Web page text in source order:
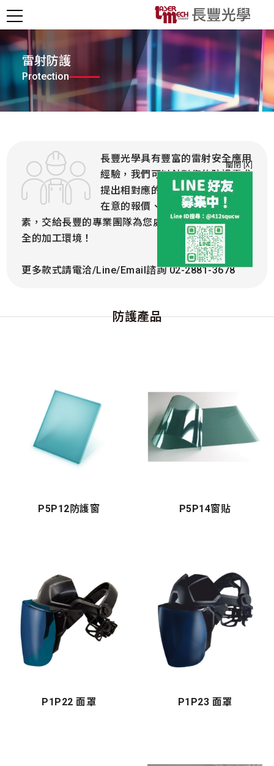
雷射防護
Protection
長豐光學具有豐富的雷射安全應用
經驗，我們可以針對您的防護需求
提出相對應的方案，我們深知您最
在意的報價、交期及可行性等等因
素，交給長豐的專業團隊為您處理，讓您擁有最安
全的加工環境！
更多款式請電洽/Line/Email諮詢 02-2881-3678
防護產品
P5P12防護窗 P5P14窗貼
P1P22 面罩 P1P23 面罩
關閉 [X]